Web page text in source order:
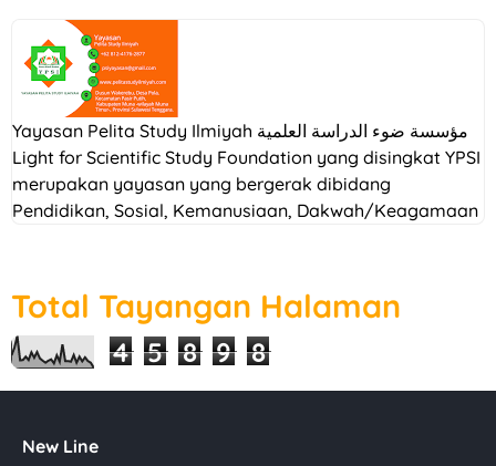
Yayasan Pelita Study Ilmiyah مؤسسة ضوء الدراسة العلمية
Light for Scientific Study Foundation yang disingkat YPSI
merupakan yayasan yang bergerak dibidang
Pendidikan, Sosial, Kemanusiaan, Dakwah/Keagamaan
Total Tayangan Halaman
4 5 8 9 8
New Line